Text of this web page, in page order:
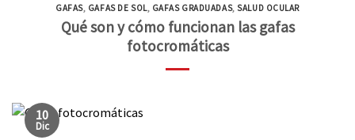
GAFAS, GAFAS DE SOL, GAFAS GRADUADAS,SALUD OCULAR
Qué son y cómo funcionan las gafas
fotocromáticas
10
Dic